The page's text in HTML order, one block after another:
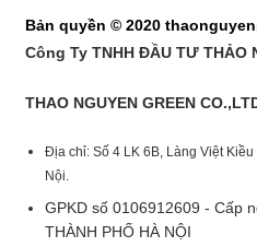
Bản quyền © 2020
Công Ty TNHH ĐẦU TƯ THẢO
THAO NGUYEN GREEN
Địa chỉ: Số 4 LK 6B, Làng Việt
Nội.
GPKD số 0106912609 - Cấp
THÀNH PHỐ HÀ NỘI